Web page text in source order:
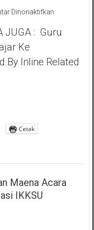
Dinonaktifkanpada
Saga
Giat
JUGA : Guru
Ke
By Inline Related
Cetak
Maena Acara
IKKSU